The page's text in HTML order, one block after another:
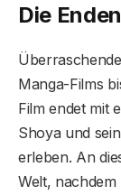
Die Enden
Manga-Films
Film endet mit
Shoya und
erleben. An
Welt,